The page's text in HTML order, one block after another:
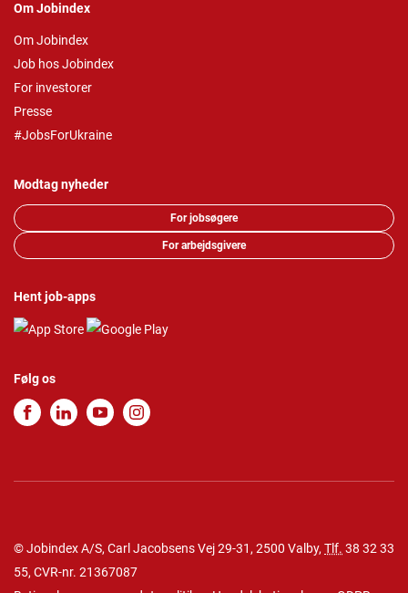
Om Jobindex
Om Jobindex
Job hos Jobindex
For investorer
Presse
#JobsForUkraine
Modtag nyheder
For jobsøgere
For arbejdsgivere
Hent job-apps
Følg os
© Jobindex A/S, Carl Jacobsens Vej 29-31, 2500 Valby, Tlf. 38 32 33
55, CVR-nr. 21367087